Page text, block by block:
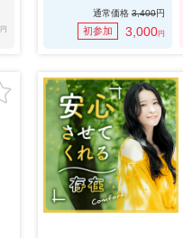
円
通常価格 3,400円
初参加 3,000円